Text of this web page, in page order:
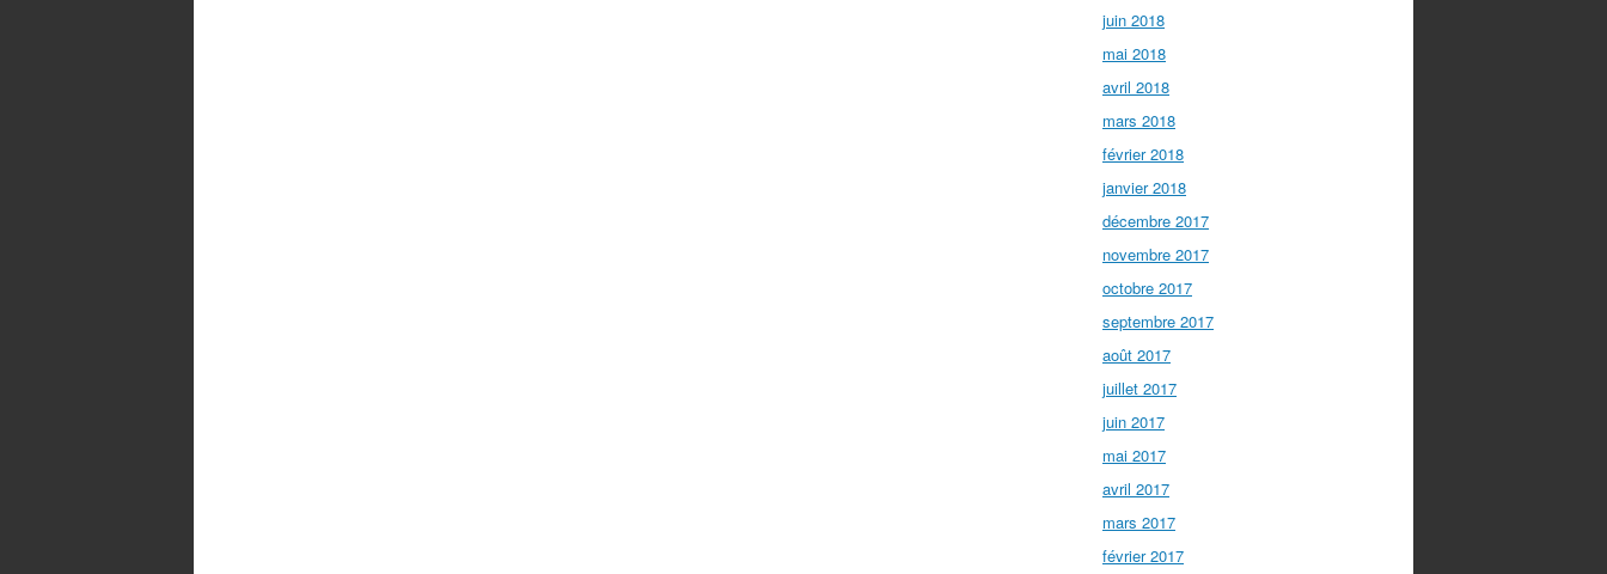
juin 2018
mai 2018
avril 2018
mars 2018
février 2018
janvier 2018
décembre 2017
novembre 2017
octobre 2017
septembre 2017
août 2017
juillet 2017
juin 2017
mai 2017
avril 2017
mars 2017
février 2017